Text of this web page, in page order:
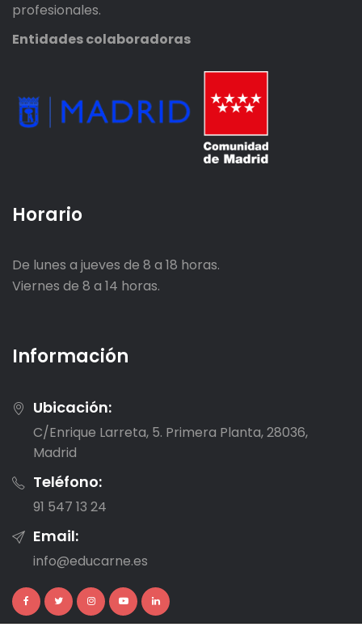
profesionales.
Entidades colaboradoras
Horario
De lunes a jueves de 8 a 18 horas.
Viernes de 8 a 14 horas.
Información
Ubicación:
C/Enrique Larreta, 5. Primera Planta, 28036,
Madrid
Teléfono:
91 547 13 24
Email:
info@educarne.es